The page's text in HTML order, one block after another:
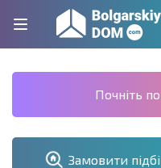
Почніть
Замовити